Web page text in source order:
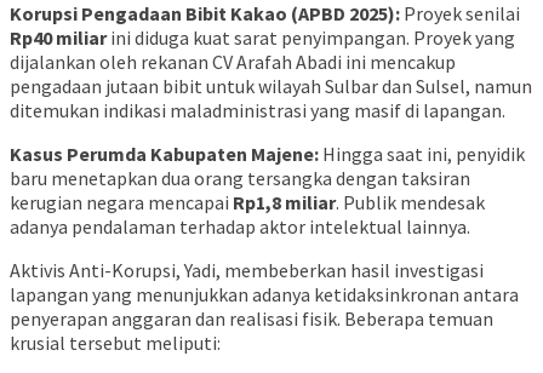
Korupsi Pengadaan Bibit Kakao (APBD 2025): Proyek senilai
Rp40 miliarini diduga kuat sarat penyimpangan. Proyek yang
dijalankan oleh rekanan CV Arafah Abadi ini mencakup
pengadaan jutaan bibit untuk wilayah Sulbar dan Sulsel, namun
ditemukan indikasi maladministrasi yang masif di lapangan.
Kasus Perumda Kabupaten Majene: Hingga saat ini, penyidik
baru menetapkan dua orang tersangka dengan taksiran
kerugian negara mencapai Rp1,8 miliar. Publik mendesak
adanya pendalaman terhadap aktor intelektual lainnya.
​Aktivis Anti-Korupsi, Yadi, membeberkan hasil investigasi
lapangan yang menunjukkan adanya ketidaksinkronan antara
penyerapan anggaran dan realisasi fisik. Beberapa temuan
krusial tersebut meliputi: